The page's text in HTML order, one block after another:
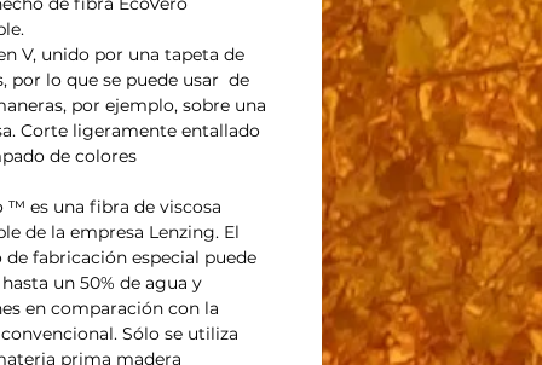
V, unido por una tapeta de
por lo que se puede usar de
por ejemplo, sobre una
Corte ligeramente entallado
de colores
™ es una fibra de viscosa
de la empresa Lenzing. El
de fabricación especial puede
un 50% de agua y
en comparación con la
Sólo se utiliza
prima madera